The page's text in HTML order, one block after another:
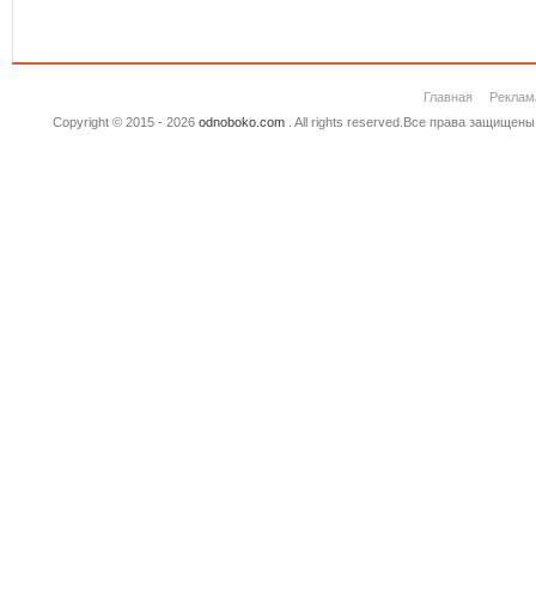
Главная
Copyright © 2015 - 2026 odnoboko.com. All rights reserved.Все права защищены.